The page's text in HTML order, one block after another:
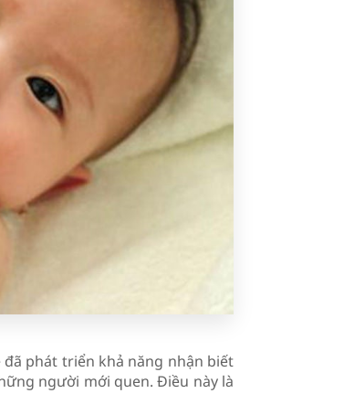
phát triển khả năng nhận biết
người mới quen. Điều này là